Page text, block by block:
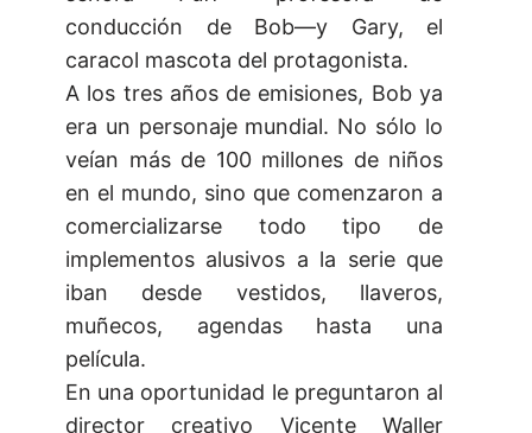
conducción de Bob—y Gary, el
caracol mascota del protagonista.
A los tres años de emisiones, Bob ya
era un personaje mundial. No sólo lo
veían más de 100 millones de niños
en el mundo, sino que comenzaron a
comercializarse todo tipo de
implementos alusivos a la serie que
iban desde vestidos, llaveros,
muñecos, agendas hasta una
película.
En una oportunidad le preguntaron al
director creativo Vicente Waller